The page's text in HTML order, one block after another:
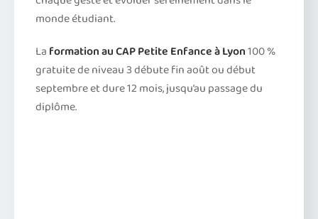
monde étudiant.
La formation au CAP Petite Enfance à Lyon100 %
gratuite de niveau 3 débute fin août ou début
septembre et dure 12 mois, jusqu’au passage du
diplôme.